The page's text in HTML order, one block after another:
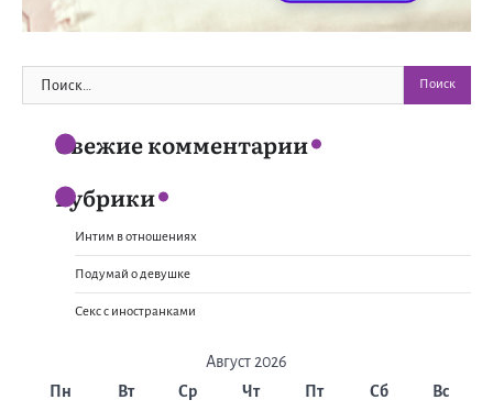
Найти:
Свежие комментарии
Рубрики
Интим в отношениях
Подумай о девушке
Секс с иностранками
Август 2026
Пн
Вт Ср Чт Пт Сб
Вс